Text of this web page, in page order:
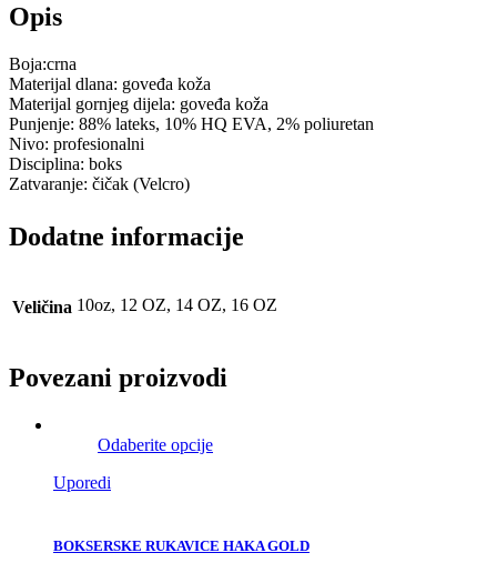
Opis
Boja:crna
Materijal dlana: goveđa koža
Materijal gornjeg dijela: goveđa koža
Punjenje: 88% lateks, 10% HQ EVA, 2% poliuretan
Nivo: profesionalni
Disciplina: boks
Zatvaranje: čičak (Velcro)
Dodatne informacije
Veličina 10oz, 12 OZ, 14 OZ, 16 OZ
Povezani proizvodi
Odaberite opcije
Uporedi
BOKSERSKE RUKAVICE HAKA GOLD